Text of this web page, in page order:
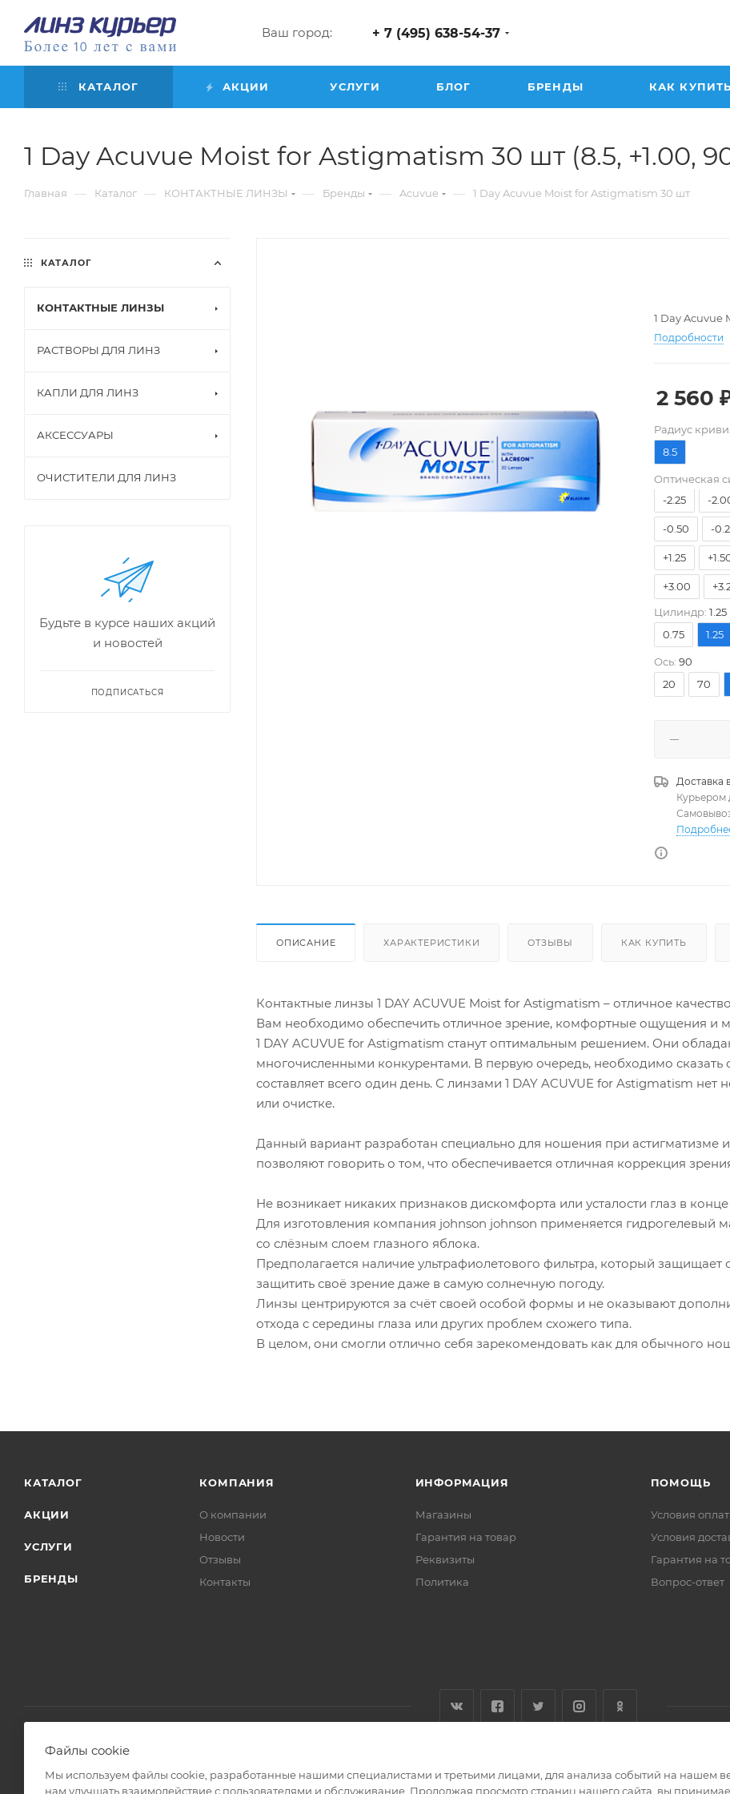
Ваш город: + 7 (495) 638-54-37
КАТАЛОГ АКЦИИ УСЛУГИ БЛОГ БРЕНДЫ КАК КУПИТЬ
1 Day Acuvue Moist for Astigmatism 30 шт (8.5, +1.00,
Главная — Каталог — КОНТАКТНЫЕ ЛИНЗЫ — Бренды — Acuvue — 1 Day Acuvue Moist for Astigmatism 30 шт
1 Day Acuvue
Подробности
2 560
Pадиус
8.5
Оптическая
-5.75
-2.25 -
-0.50 -
+1.25
+3.00
Цилиндр: 1.25
0.75
1.25
Ось: 90
20
70
Доставка
ОПИСАНИЕ ХАРАКТЕРИСТИКИ ОТЗЫВЫ КАК КУПИТЬ
Контактные линзы 1 DAY ACUVUE Moist for Astigmatism – отличное
Вам необходимо обеспечить отличное зрение, комфортные ощущения и
1 DAY ACUVUE for Astigmatism станут оптимальным решением. Они
многочисленными конкурентами. В первую очередь, необходимо
составляет всего один день. С линзами 1 DAY ACUVUE for Astigmatism
или очистке.
Данный вариант разработан специально для ношения при астигматизме
позволяют говорить о том, что обеспечивается отличная коррекция
Не возникает никаких признаков дискомфорта или усталости глаз в
Для изготовления компания johnson johnson применяется гидрогелевый
со слёзным слоем глазного яблока.
Предполагается наличие ультрафиолетового фильтра, который
защитить своё зрение даже в самую солнечную погоду.
Линзы центрируются за счёт своей особой формы и не оказывают
отхода с середины глаза или других проблем схожего типа.
В целом, они смогли отлично себя зарекомендовать как для обычного
КАТАЛОГ
КОНТАКТНЫЕ ЛИНЗЫ
РАСТВОРЫ ДЛЯ ЛИНЗ
КАПЛИ ДЛЯ ЛИНЗ
АКСЕССУАРЫ
ОЧИСТИТЕЛИ ДЛЯ ЛИНЗ
Будьте в курсе наших акций
и новостей
ПОДПИСАТЬСЯ
КАТАЛОГ
АКЦИИ
УСЛУГИ
БРЕНДЫ
КОМПАНИЯ
О компании
Новости
Отзывы
Контакты
ИНФОРМАЦИЯ
Магазины
Гарантия на товар
Реквизиты
Политика
ПОМОЩЬ
Условия
Условия
Гарантия на
Вопрос-ответ
2008 - 2026 © Интернет магазин Линз Курьер
Файлы cookie
Мы используем файлы cookie, разработанные нашими специалистами и третьими лицами, для анализа событий на нашем
нам улучшать взаимодействие с пользователями и обслуживание. Продолжая просмотр страниц нашего сайта, вы